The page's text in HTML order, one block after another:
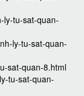
ly-tu-sat-quan-
ly-tu-sat-quan-
sat-quan-8.html
tu-sat-quan-